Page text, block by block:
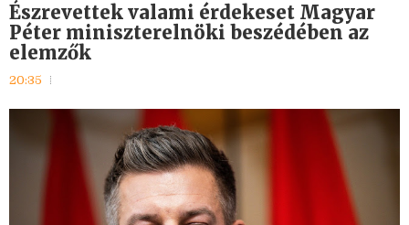
Észrevettek valami érdekeset Magyar
Péter miniszterelnöki beszédében az
elemzők
20:35